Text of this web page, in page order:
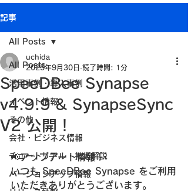
記事
All Posts
活用事例・導入事例
イベント情報
その他
会社・ビジネス情報
チュートリアル・技術解説
バージョンアップ情報
All Posts
SpeeDBee Synapse
v4.9.9 & SynapseSync
V2 公開！
uchida
2025年9月30日 読了時間: 1分
📢アップデート情報！
いつも SpeeDBee Synapse をご利用
いただきありがとうございます。